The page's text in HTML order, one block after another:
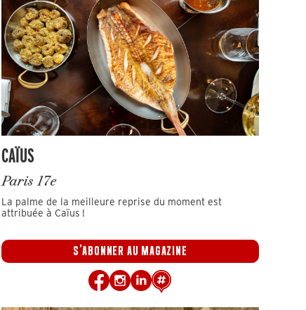
CAÏUS
Paris 17e
La palme de la meilleure reprise du moment est
attribuée à Caïus !
S'ABONNER AU MAGAZINE